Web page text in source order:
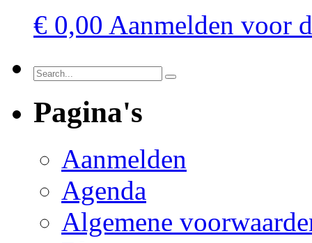
€ 0,00 Aanmelden voor
Pagina's
Aanmelden
Agenda
Algemene